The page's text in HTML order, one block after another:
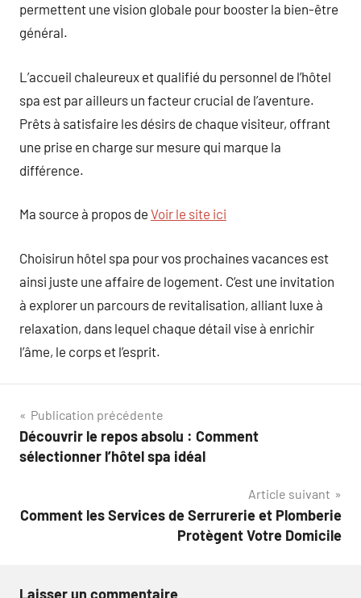
permettent une vision globale pour booster la bien-être
général.
L’accueil chaleureux et qualifié du personnel de l’hôtel
spa est par ailleurs un facteur crucial de l’aventure.
Prêts à satisfaire les désirs de chaque visiteur, offrant
une prise en charge sur mesure qui marque la
différence.
Ma source à propos de Voir le site ici
Choisirun hôtel spa pour vos prochaines vacances est
ainsi juste une affaire de logement. C’est une invitation
à explorer un parcours de revitalisation, alliant luxe à
relaxation, dans lequel chaque détail vise à enrichir
l’âme, le corps et l’esprit.
Navigation
de
Publication précédente
Découvrir le repos absolu : Comment
sélectionner l’hôtel spa idéal
Article suivant
Comment les Services de Serrurerie et Plomberie
Protègent Votre Domicile
Laisser un commentaire